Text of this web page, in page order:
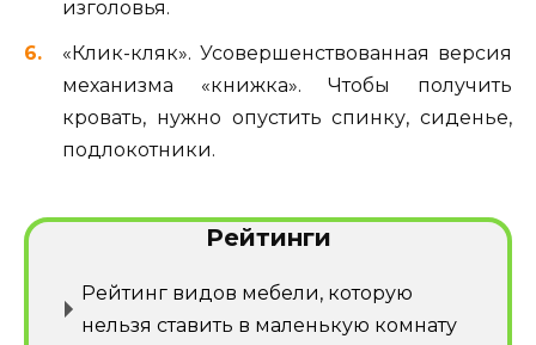
изголовья.
«Клик-кляк». Усовершенствованная версия
механизма «книжка». Чтобы получить
кровать, нужно опустить спинку, сиденье,
подлокотники.
Рейтинги
Рейтинг видов мебели, которую
нельзя ставить в маленькую комнату